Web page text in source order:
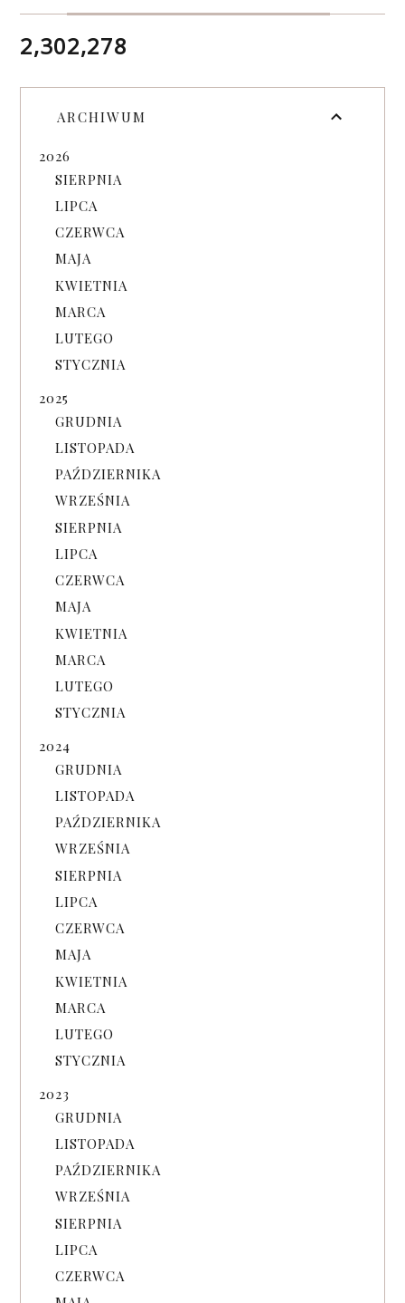
2,302,278
ARCHIWUM
2026
SIERPNIA
LIPCA
CZERWCA
MAJA
KWIETNIA
MARCA
LUTEGO
STYCZNIA
2025
GRUDNIA
LISTOPADA
PAŹDZIERNIKA
WRZEŚNIA
SIERPNIA
LIPCA
CZERWCA
MAJA
KWIETNIA
MARCA
LUTEGO
STYCZNIA
2024
GRUDNIA
LISTOPADA
PAŹDZIERNIKA
WRZEŚNIA
SIERPNIA
LIPCA
CZERWCA
MAJA
KWIETNIA
MARCA
LUTEGO
STYCZNIA
2023
GRUDNIA
LISTOPADA
PAŹDZIERNIKA
WRZEŚNIA
SIERPNIA
LIPCA
CZERWCA